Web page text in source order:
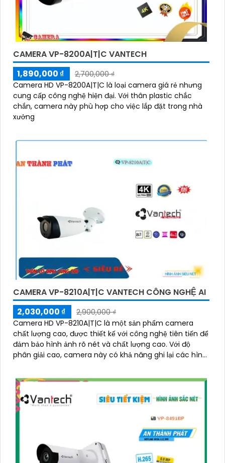
CAMERA VP-8200A|T|C VANTECH
1,890,000 ₫
2,700,000 ₫
Camera HD VP-8200A|T|C là loại camera giá rẻ nhưng
cung cấp công nghệ hiện đại. Với thân plastic chắc
chắn, camera này phù hợp cho việc lắp đặt trong nhà
xưởng
CAMERA VP-8210A|T|C VANTECH CÔNG NGHỆ AI
2,030,000 ₫
2,900,000 ₫
Camera HD VP-8210A|T|C là một sản phẩm camera
chất lượng cao, được thiết kế với công nghệ tiên tiến để
đảm bảo hình ảnh rõ nét và chất lượng cao. Với độ
phân giải cao, camera này có khả năng ghi lại các hình